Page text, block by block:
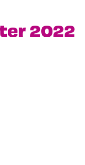
2022